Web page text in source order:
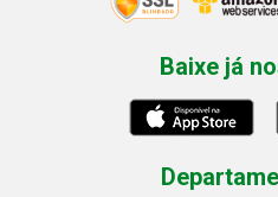
Baixe já